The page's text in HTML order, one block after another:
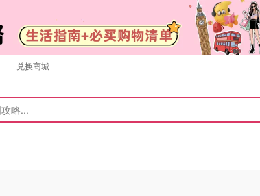
兑换商城